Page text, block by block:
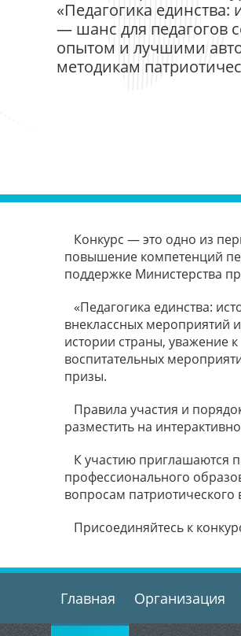
«Педагогика единства:
— шанс для педагогов
опытом и лучшими
методикам
Конкурс — это одно из
повышение компетенций
поддержке Министерства
«Педагогика единства:
внеклассных мероприятий
истории страны, уважение
воспитательных
призы.
Правила участия и
разместить на
К участию приглашаются
профессионального
вопросам
Присоединяйтесь к
Главная Организация